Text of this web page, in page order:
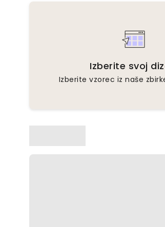
Izberite svoj
Izberite vzorec iz naše